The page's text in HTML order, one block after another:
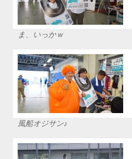
ま、いっかｗ
風船オジサン♪